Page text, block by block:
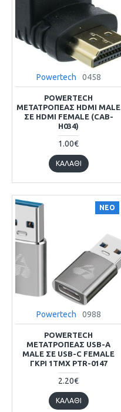
Powertech 0458
POWERTECH
ΜΕΤΑΤΡΟΠΈΑΣ HDMI MALE
ΣΕ HDMI FEMALE (CAB-
H034)
1.00€
ΚΑΛΆΘΙ
ΝΕΟ
Powertech 0988
POWERTECH
ΜΕΤΑΤΡΟΠΈΑΣ USB-A
MALE ΣΕ USB-C FEMALE
ΓΚΡΙ 1ΤΜΧ PTR-0147
2.20€
ΚΑΛΆΘΙ